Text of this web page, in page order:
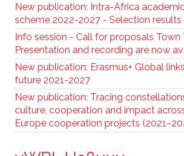
New publication: Intra-Africa
scheme 2022-2027 - Selection
Info session - Call for proposals Town
Presentation and recording are now
New publication: Erasmus+ Global
future 2021-2027
New publication: Tracing
culture, cooperation and impact
Europe cooperation projects